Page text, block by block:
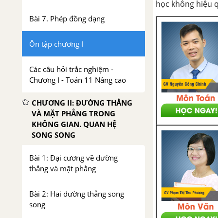
Bài 7. Phép đồng dạng
Ôn tập chương I
Các câu hỏi trắc nghiệm -
Chương I - Toán 11 Nâng cao
CHƯƠNG II: ĐƯỜNG THẲNG
VÀ MẶT PHẲNG TRONG
KHÔNG GIAN. QUAN HỆ
SONG SONG
Bài 1: Đại cương về đường
thẳng và mặt phẳng
Bài 2: Hai đường thẳng song
song
học không hiệu